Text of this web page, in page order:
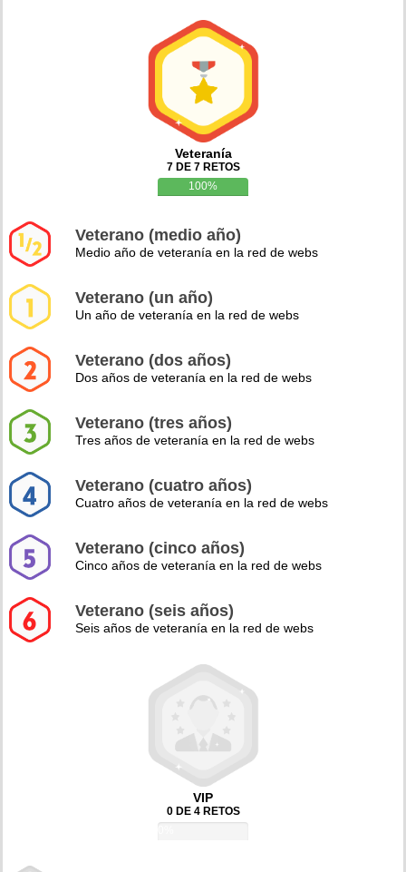
Veteranía
7 DE 7 RETOS
100%
Veterano (medio año)
Medio año de veteranía en la red de webs
Veterano (un año)
Un año de veteranía en la red de webs
Veterano (dos años)
Dos años de veteranía en la red de webs
Veterano (tres años)
Tres años de veteranía en la red de webs
Veterano (cuatro años)
Cuatro años de veteranía en la red de webs
Veterano (cinco años)
Cinco años de veteranía en la red de webs
Veterano (seis años)
Seis años de veteranía en la red de webs
VIP
0 DE 4 RETOS